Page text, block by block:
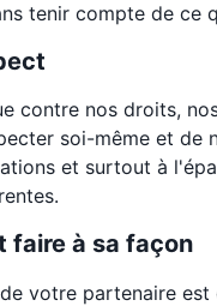
tenir compte de ce
contre nos droits,
soi-même et de
et surtout à
faire à sa façon
votre partenaire